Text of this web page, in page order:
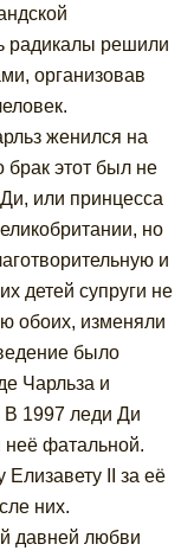
радикалы решили
организовав
женился на
этот был не
или принцесса
но
и
детей супруги не
обоих, изменяли
было
Чарльза и
В 1997 леди Ди
неё фатальной.
Елизавету II за её
них.
давней любви